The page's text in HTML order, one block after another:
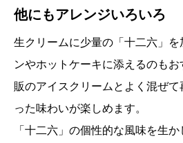
他にもアレンジいろいろ
生クリームに少量の「十二六」
ンやホットケーキに添えるのも
販のアイスクリームとよく混ぜ
った味わいが楽しめます。
「十二六」の個性的な風味を生